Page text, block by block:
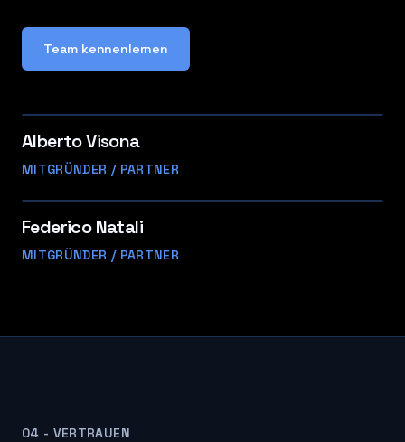
Team kennenlernen
Alberto Visona
MITGRÜNDER / PARTNER
Federico Natali
MITGRÜNDER / PARTNER
04 - VERTRAUEN